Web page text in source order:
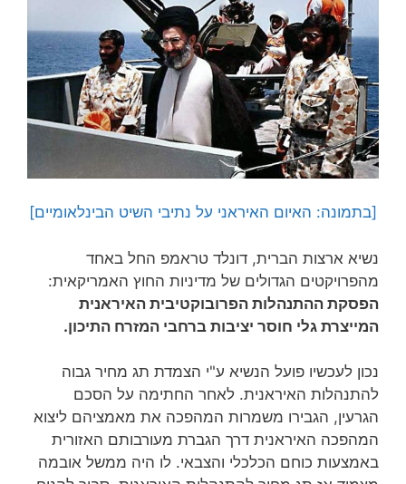
[בתמונה: האיום האיראני על נתיבי השיט הבינלאומיים]
נשיא ארצות הברית, דונלד טראמפ החל באחד
מהפרויקטים הגדולים של מדיניות החוץ האמריקאית:
הפסקת ההתנהלות הפרובוקטיבית האיראנית
המייצרת גלי חוסר יציבות ברחבי המזרח התיכון.
נכון לעכשיו פועל הנשיא ע"י הצמדת תג מחיר גבוה
להתנהלות האיראנית. לאחר החתימה על הסכם
הגרעין, הגבירו משמרות המהפכה את מאמציהם ליצוא
המהפכה האיראנית דרך הגברת מעורבותם האזורית
באמצעות כוחם הכלכלי והצבאי. לו היה ממשל אובמה